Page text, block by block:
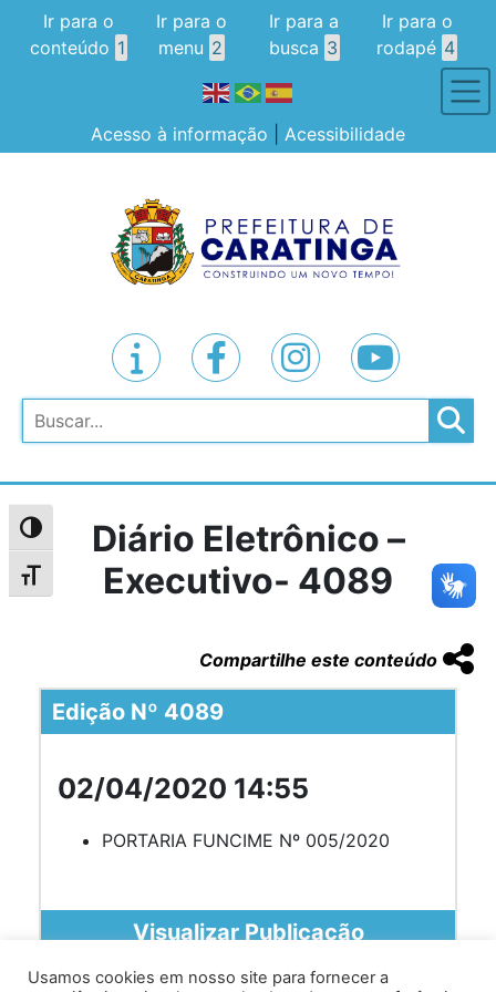
Alternar alto contraste
Alternar tamanho da fonte
Ir para o
conteúdo 1
Ir para o
menu 2
Ir para a
busca 3
Ir para o
rodapé 4
Acesso à informação Acessibilidade
Pesquisar
Diário Eletrônico –
Executivo- 4089
Compartilhe este conteúdo
Edição Nº 4089
02/04/2020 14:55
PORTARIA FUNCIME Nº 005/2020
Visualizar Publicação
Usamos cookies em nosso site para fornecer a